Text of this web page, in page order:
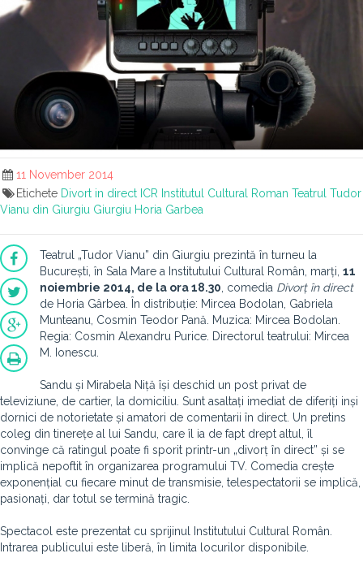
11 November 2014
Etichete Divort in direct ICR Institutul Cultural Roman Teatrul Tudor
Vianu din Giurgiu Giurgiu Horia Garbea
Teatrul „Tudor Vianu” din Giurgiu prezintă în turneu la
București, în Sala Mare a Institutului Cultural Român, marți, 11
noiembrie 2014, de la ora 18.30 , comedia Divorț în direct
de Horia Gârbea. În distribuție: Mircea Bodolan, Gabriela
Munteanu, Cosmin Teodor Pană. Muzica: Mircea Bodolan.
Regia: Cosmin Alexandru Purice. Directorul teatrului: Mircea
M. Ionescu.
Sandu și Mirabela Niță își deschid un post privat de
televiziune, de cartier, la domiciliu. Sunt asaltați imediat de diferiți inși
dornici de notorietate și amatori de comentarii în direct. Un pretins
coleg din tinerețe al lui Sandu, care îl ia de fapt drept altul, îl
convinge că ratingul poate fi sporit printr-un „divorț în direct” și se
implică nepoftit în organizarea programului TV. Comedia crește
exponențial cu fiecare minut de transmisie, telespectatorii se implică,
pasionați, dar totul se termină tragic.
Spectacol este prezentat cu sprijinul Institutului Cultural Român.
Intrarea publicului este liberă, în limita locurilor disponibile.